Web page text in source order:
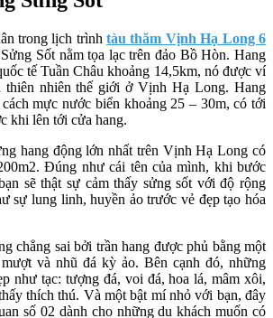
trong lịch trìnhtàu thăm Vịnh Hạ Long 6
Sốt nằm tọa lạc trên đảo Bồ Hòn. Hang
tế Tuần Châu khoảng 14,5km, nó được ví
thiên nhiên thế giới ở Vịnh Hạ Long. Hang
mực nước biển khoảng 25 – 30m, có tới
khi lên tới cửa hang.
hang động lớn nhất trên Vịnh Hạ Long có
Đúng như cái tên của mình, khi bước
sẽ thật sự cảm thấy sửng sốt với độ rộng
sự lung linh, huyền ảo trước vẻ đẹp tạo hóa
chẳng sai bởi trần hang được phủ bằng một
và nhũ đá kỳ ảo. Bên cạnh đó, những
như tạc: tượng đá, voi đá, hoa lá, mâm xôi,
thích thú. Và một bật mí nhỏ với bạn, đây
số 02 dành cho những du khách muốn có